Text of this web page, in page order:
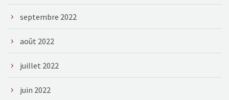
septembre 2022
août 2022
juillet 2022
juin 2022